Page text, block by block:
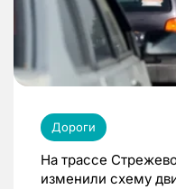
Дороги
На трассе
изменили схему